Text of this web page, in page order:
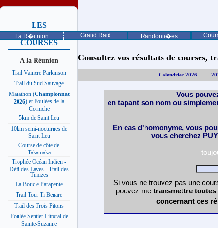
La R�union Grand Raid Randonn�es
LES
PROCHAINES
COURSES
A la Réunion
Trail Vaincre Parkinson
Trail du Sud Sauvage
Marathon (Championnat
2026) et Foulées de la
Corniche
5km de Saint Leu
10km semi-nocturnes de
Saint Leu
Course de côte de
Takamaka
Trophée Océan Indien -
Défi des Laves - Trail des
Timizes
La Boucle Parapente
Trail Tour Ti Benare
Trail des Trois Pitons
Foulée Sentier Littoral de
Sainte-Suzanne
Consultez vos résultats de courses,
Calendrier 2026
Vous
en tapant son nom ou
En cas d'homonyme, vous
vous cherchez
Si vous ne trouvez pas une
pouvez me transmettre
concernant ces